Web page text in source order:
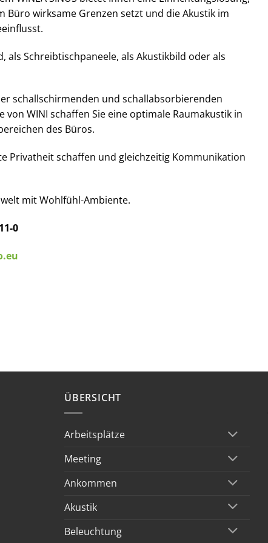
Büro wirksame Grenzen setzt und die Akustik im
als Schreibtischpaneele, als Akustikbild oder als
schallschirmenden und schallabsorbierenden
von WINI schaffen Sie eine optimale Raumakustik in
des Büros.
Privatheit schaffen und gleichzeitig Kommunikation
mit Wohlfühl-Ambiente.
0
ÜBERSICHT
Arbeitsplätze
Meeting
Ankommen
Akustik
Beleuchtung